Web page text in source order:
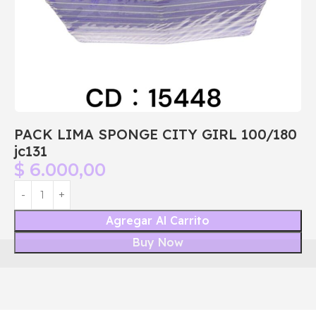
PACK LIMA SPONGE CITY GIRL 100/180
jc131
$ 6.000,00
Agregar Al Carrito
Buy Now